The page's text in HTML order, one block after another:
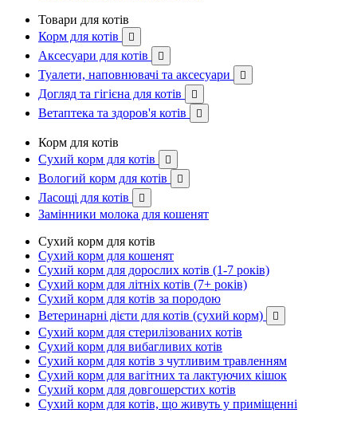
Товари для котів
Корм для котів

Аксесуари для котів 
Туалети, наповнювачі та аксесуари 
Догляд та гігієна для котів 
Ветаптека та здоров'я котів 
Корм для котів
Сухий корм для котів

Вологий корм для котів 
Ласощі для котів 
Замінники молока для кошенят
Сухий корм для котів
Сухий корм для кошенят
Сухий корм для дорослих котів (1-7 років)
Сухий корм для літніх котів (7+ років)
Сухий корм для котів за породою
Ветеринарні дієти для котів (сухий корм)

Сухий корм для стерилізованих котів
Сухий корм для вибагливих котів
Сухий корм для котів з чутливим травленням
Сухий корм для вагітних та лактуючих кішок
Сухий корм для довгошерстих котів
Сухий корм для котів, що живуть у приміщенні